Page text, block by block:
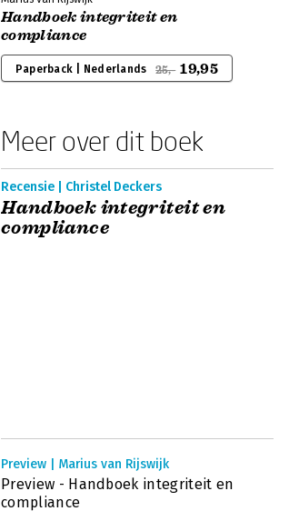
Handboek integriteit en
compliance
Paperback | Nederlands 25,- 19,95
Meer over dit boek
Recensie | Christel Deckers
Handboek integriteit en
compliance
Preview | Marius van Rijswijk
Preview - Handboek integriteit en
compliance